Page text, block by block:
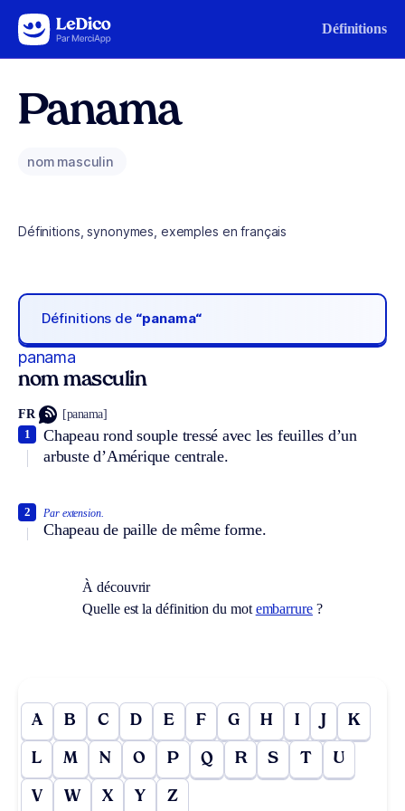
Aller au contenu Définitions
Panama
nom masculin
Définitions, synonymes, exemples en français
Définitions de “panama“
panama
nom masculin
FR [panama]
Chapeau rond souple tressé avec les feuilles d’un
arbuste d’Amérique centrale.
1
Par extension.
Chapeau de paille de même forme.
2
À découvrir
Quelle est la définition du mot embarrure?
A B C D E F G H I J K
L M N O P Q R S T U
V W X Y Z